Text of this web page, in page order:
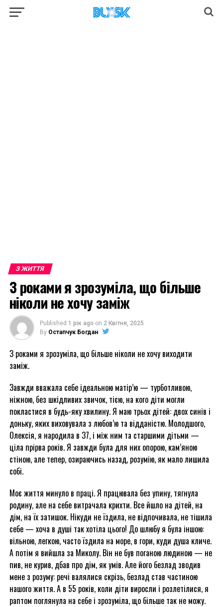
З ЖИТТЯ
З роками я зрозуміла, що більше
ніколи не хочу заміж
Published 1 рік ago on 2 Квітня, 2025
By Остапчук Богдан
З роками я зрозуміла, що більше ніколи не хочу виходити
заміж.
Завжди вважала себе ідеальною матір’ю — турботливою,
ніжною, без шкідливих звичок, тією, на кого діти могли
покластися в будь-яку хвилину. Я маю трьох дітей: двох синів і
доньку, яких виховувала з любов’ю та відданістю. Молодшого,
Олексія, я народила в 37, і між ним та старшими дітьми —
ціла прірва років. Я завжди була для них опорою, кам’яною
стіною, але тепер, озираючись назад, розумію, як мало лишила
собі.
Моє життя минуло в праці. Я працювала без упину, тягнула
родину, але на себе витрачала крихти. Все йшло на дітей, на
дім, на їх затишок. Нікуди не їздила, не відпочивала, не тішила
себе — хоча в душі так хотіла цього! До шлюбу я була іншою:
вільною, легкою, часто їздила на море, в гори, куди душа кличе.
А потім я вийшла за Миколу. Він не був поганою людиною — не
пив, не курив, дбав про дім, як умів. Але його безлад зводив
мене з розуму: речі валялися скрізь, безлад став частиною
нашого життя. А в 55 років, коли діти виросли і розлетілися, я
раптом поглянула на себе і зрозуміла, що більше так не можу.